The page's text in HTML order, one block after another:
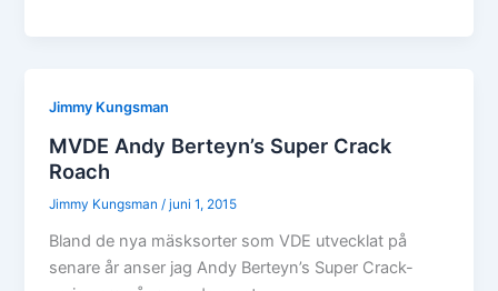
Jimmy Kungsman
MVDE Andy Berteyn’s Super Crack
Roach
Jimmy Kungsman/juni 1, 2015
Bland de nya mäsksorter som VDE utvecklat på
senare år anser jag Andy Berteyn’s Super Crack-